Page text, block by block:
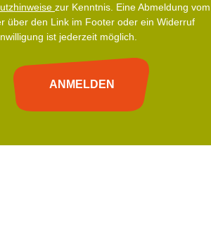
zur Kenntnis. Eine Abmeldung vom
über den Link im Footer oder ein Widerruf
ist jederzeit möglich.
ANMELDEN